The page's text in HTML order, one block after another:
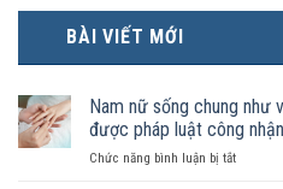
BÀI VIẾT MỚI
Nam nữ sống chung như
được pháp luật công
Chức năng bình luận bị tắtở